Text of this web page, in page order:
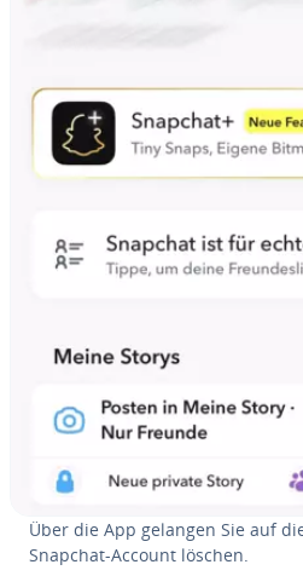
Über die App gelangen Sie auf
Snapchat-Account löschen.